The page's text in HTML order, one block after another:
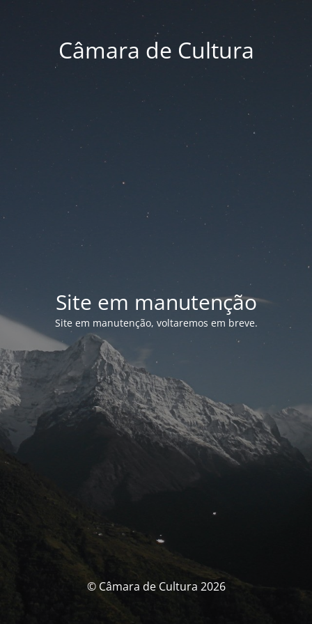
Câmara de Cultura
Site em manutenção
Site em manutenção, voltaremos em breve.
© Câmara de Cultura 2026